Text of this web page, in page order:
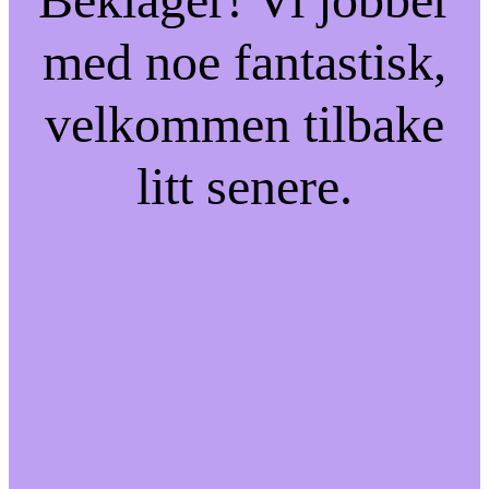
med noe fantastisk,
velkommen tilbake
litt senere.